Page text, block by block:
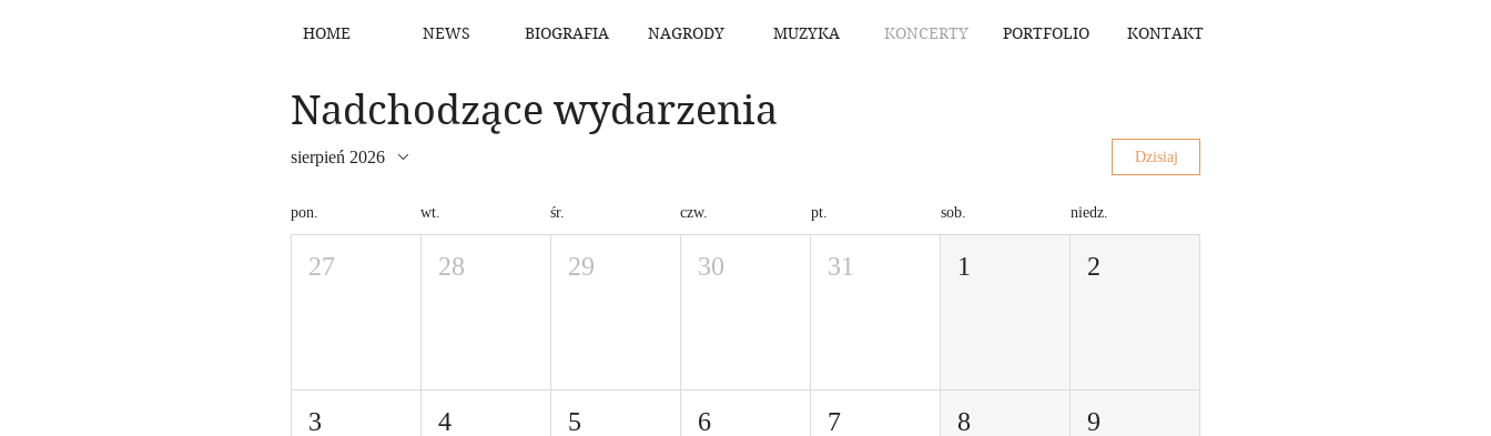
HOME NEWS BIOGRAFIA NAGRODY MUZYKA KONCERTY PORTFOLIO KONTAKT
Nadchodzące wydarzenia
sierpień 2026 Dzisiaj
pon. wt. śr. czw. pt. sob. niedz.
27 28 29 30 31 1 2
3 4 5 6 7 8 9